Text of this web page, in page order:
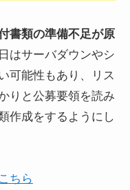
書類の準備不足が原
はサーバダウンやシ
可能性もあり、リス
りと公募要領を読み
作成をするようにし
ちら